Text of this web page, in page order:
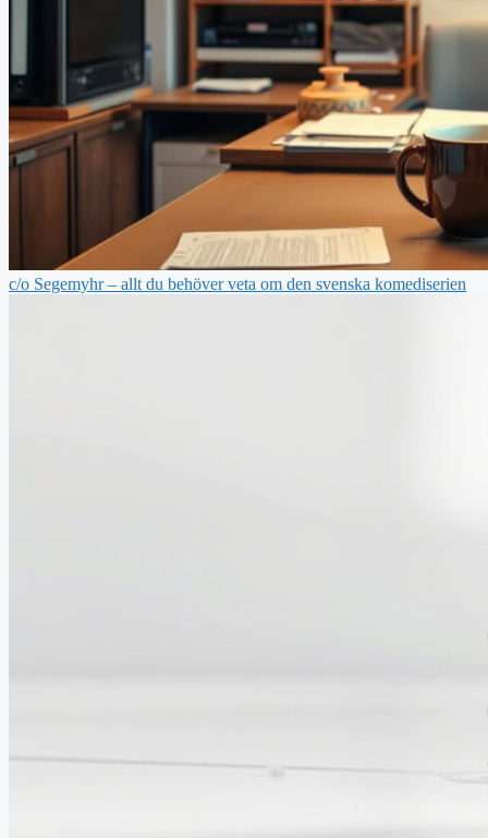
c/o Segemyhr – allt du behöver veta om den svenska komediserien